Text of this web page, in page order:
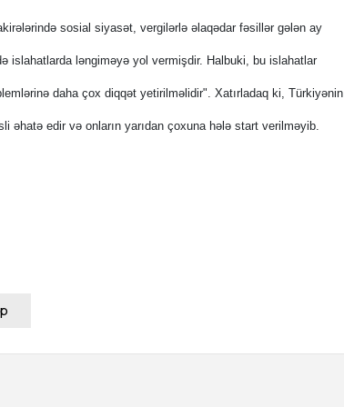
sosial siyasət, vergilərlə əlaqədar fəsillər gələn ay
islahatlarda ləngiməyə yol vermişdir. Halbuki, bu islahatlar
daha çox diqqət yetirilməlidir". Xatırladaq ki,
əhatə edir və onların yarıdan çoxuna hələ start verilməyib.